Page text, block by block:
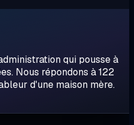
qui pousse à
Nous répondons à 122
d'une maison mère.